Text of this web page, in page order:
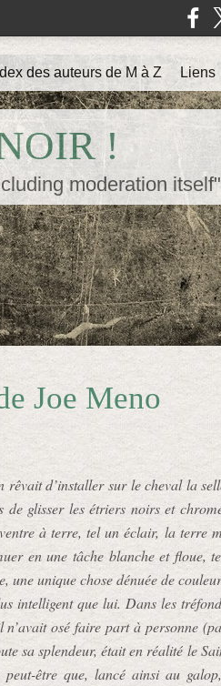
!
moderation
des auteurs de M à Z Liens
Joe Meno
rêvait d’installer sur le cheval la
glisser les étriers noirs et
à terre, tel un éclair, la terre
en une tâche blanche et floue,
une unique chose dénuée de
intelligent que lui. Dans les
osé faire part à personne
sa splendeur, était en réalité le
être que, lancé ainsi au